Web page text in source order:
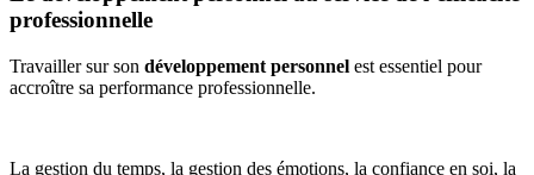
professionnelle
Travailler sur son développement personnel est essentiel pour
accroître sa performance professionnelle.
La gestion du temps, la gestion des émotions, la confiance en soi, la